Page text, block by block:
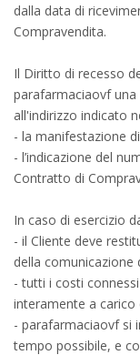
dalla data di
Compravendita.
Il Diritto di recesso
parafarmaciaovf
all'indirizzo indicato
- la manifestazione
- l’indicazione del
Contratto di
In caso di esercizio
- il Cliente deve
della comunicazione
- tutti i costi
interamente a carico
- parafarmaciaovf si
tempo possibile, e